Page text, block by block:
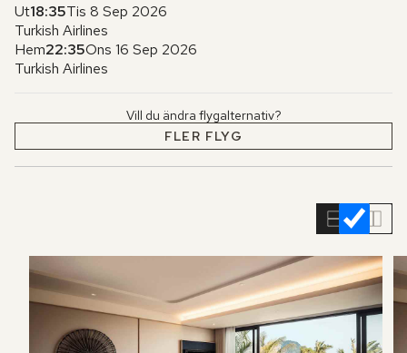
Ut18:35Tis 8 Sep 2026
Turkish Airlines
Hem22:35Ons 16 Sep 2026
Turkish Airlines
Vill du ändra flygalternativ?
FLER FLYG